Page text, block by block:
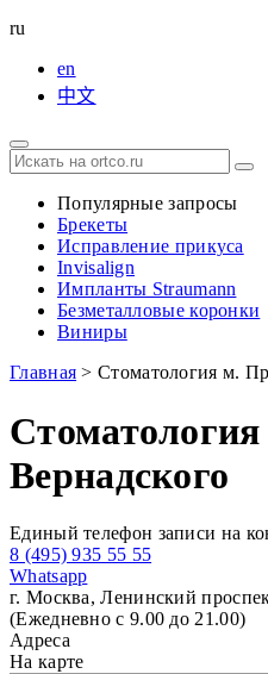
ru
en
中文
Популярные запросы
Брекеты
Исправление прикуса
Invisalign
Импланты Straumann
Безметалловые коронки
Виниры
Главная >Стоматология м.
Вернадского
Единый телефон записи на
8 (495) 935 55 55
Whatsapp
г. Москва, Ленинский
(Ежедневно с 9.00 до 21.00)
Адреса
На карте